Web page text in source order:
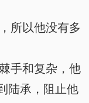
所以他没有多
手和复杂，他
陆承，阻止他